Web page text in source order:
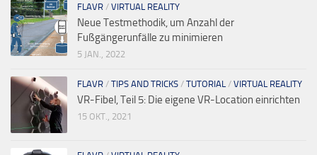
FLAVR / VIRTUAL REALITY
Neue Testmethodik, um Anzahl der
Fußgängerunfälle zu minimieren
5 JAN., 2022
FLAVR / TIPS AND TRICKS / TUTORIAL / VIRTUAL REALITY
VR-Fibel, Teil 5: Die eigene VR-Location einrichten
15 OKT., 2021